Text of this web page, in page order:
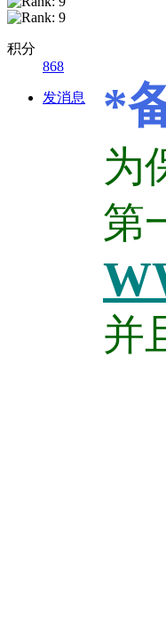
积分
868
发消息 *
为
第
并